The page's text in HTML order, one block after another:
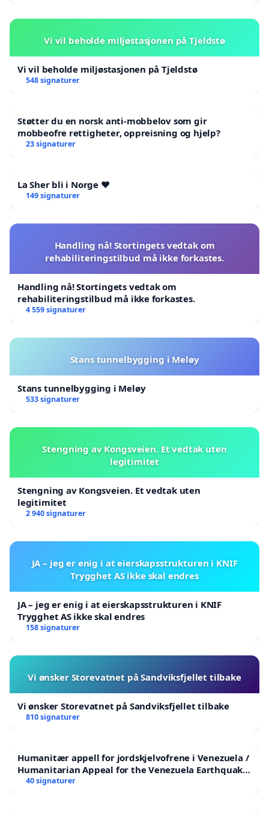
Vi vil beholde miljøstasjonen på Tjeldstø
Vi vil beholde miljøstasjonen på Tjeldstø
548 signaturer
Støtter du en norsk anti-mobbelov som gir
mobbeofre rettigheter, oppreisning og hjelp?
23 signaturer
La Sher bli i Norge ❤️
149 signaturer
Handling nå! Stortingets vedtak om
rehabiliteringstilbud må ikke forkastes.
Handling nå! Stortingets vedtak om
rehabiliteringstilbud må ikke forkastes.
4 559 signaturer
Stans tunnelbygging i Meløy
Stans tunnelbygging i Meløy
533 signaturer
Stengning av Kongsveien. Et vedtak uten
legitimitet
Stengning av Kongsveien. Et vedtak uten
legitimitet
2 940 signaturer
JA – jeg er enig i at eierskapsstrukturen i KNIF
Trygghet AS ikke skal endres
JA – jeg er enig i at eierskapsstrukturen i KNIF
Trygghet AS ikke skal endres
158 signaturer
Vi ønsker Storevatnet på Sandviksfjellet tilbake
Vi ønsker Storevatnet på Sandviksfjellet tilbake
810 signaturer
Humanitær appell for jordskjelvofrene i Venezuela /
Humanitarian Appeal for the Venezuela Earthquake
Victims
40 signaturer